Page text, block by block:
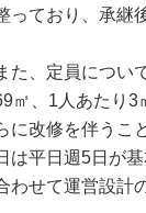
っており、承継
た、定員につい
㎡、1人あたり3
に改修を伴うこ
は平日週5日が
わせて運営設計